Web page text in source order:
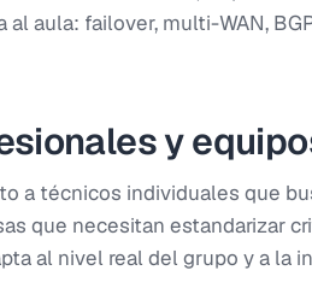
al aula: failover, multi-WAN,
y
a técnicos individuales que
que necesitan estandarizar
al nivel real del grupo y a la